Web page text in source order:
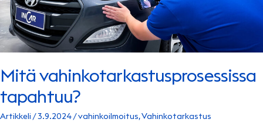
Mitä vahinkotarkastusprosessissa
tapahtuu?
Artikkeli /3.9.2024/vahinkoilmoitus,Vahinkotarkastus